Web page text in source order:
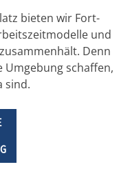
bieten wir Fort-
und
Denn
Umgebung schaffen,
sind.